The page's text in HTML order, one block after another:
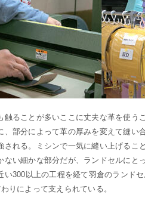
ることが多いここに丈夫な革を使う
部分によって革の厚みを変えて縫い
れる。ミシンで一気に縫い上げるこ
い細かな部分だが、ランドセルにと
300以上の工程を経て羽倉のランド
りによって支えられている。